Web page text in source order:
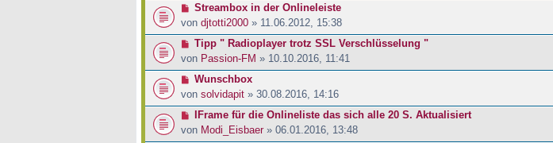
Streambox in der Onlineleiste
von djtotti2000 » 11.06.2012, 15:38
Tipp " Radioplayer trotz SSL Verschlüsselung "
von Passion-FM » 10.10.2016, 11:41
Wunschbox
von solvidapit » 30.08.2016, 14:16
IFrame für die Onlineliste das sich alle 20 S. Aktualisiert
von Modi_Eisbaer » 06.01.2016, 13:48